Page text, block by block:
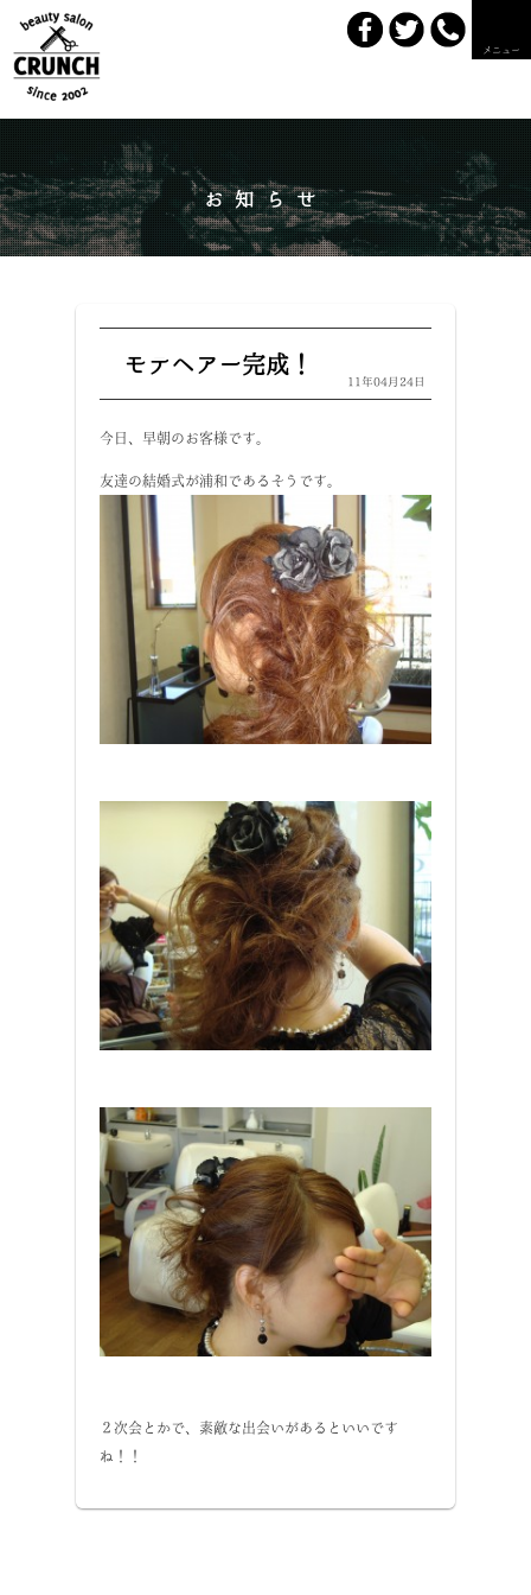
メニュー
お知らせ
モテヘアー完成！
11年04月24日
今日、早朝のお客様です。
友達の結婚式が浦和であるそうです。
２次会とかで、素敵な出会いがあるといいです
ね！！